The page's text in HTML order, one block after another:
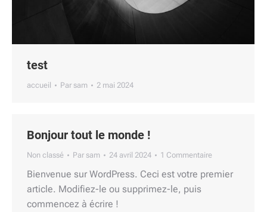
test
accueil Par sam 2 mai 2024
Bonjour tout le monde !
Non classé Par sam 24 avril 2024 1 Commentaire
Bienvenue sur WordPress. Ceci est votre premier
article. Modifiez-le ou supprimez-le, puis
commencez à écrire !